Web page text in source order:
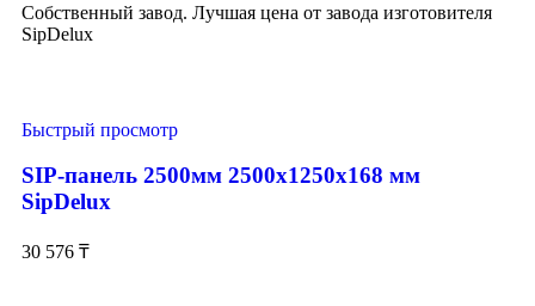
Собственный завод. Лучшая цена от завода изготовителя
SipDelux
Быстрый просмотр
SIP-панель 2500мм 2500x1250x168 мм
SipDelux
30 576 ₸